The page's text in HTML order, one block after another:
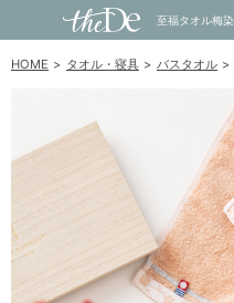
HOME タオル・寝具 バスタオル